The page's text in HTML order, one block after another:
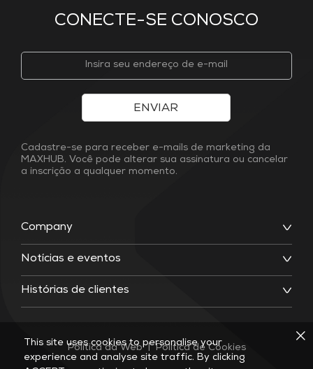
CONECTE-SE CONOSCO
Company
Notícias e eventos
Histórias de clientes
ENVIAR
Cadastre-se para receber e-mails de marketing da
MAXHUB. Você pode alterar sua assinatura ou cancelar
a inscrição a qualquer momento.
Política da Web Política de Cookies
This site uses cookies to personalise your
experience and analyse site traffic. By clicking